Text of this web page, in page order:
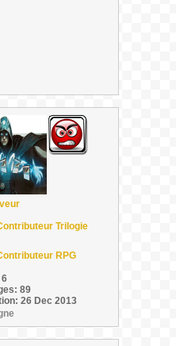
Trilogie
RPG
89
26 Dec 2013